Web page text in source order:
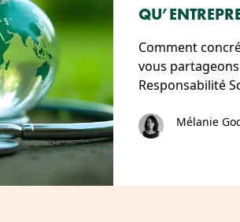
Comment
vous
Responsabilité
Mélanie